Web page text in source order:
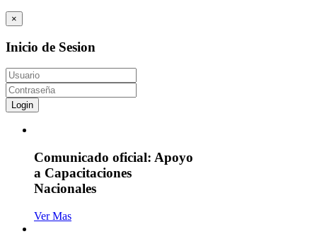
×
Inicio de Sesion
Login
Comunicado oficial: Apoyo
a Capacitaciones
Nacionales
Ver Mas